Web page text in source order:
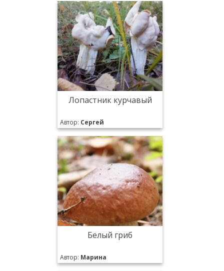
Лопастник курчавый
Автор: Сергей
Белый гриб
Автор: Марина